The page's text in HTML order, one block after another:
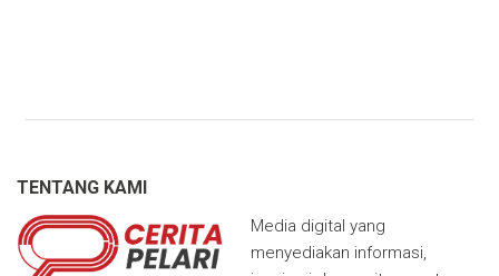
TENTANG KAMI
Media digital yang
menyediakan informasi,